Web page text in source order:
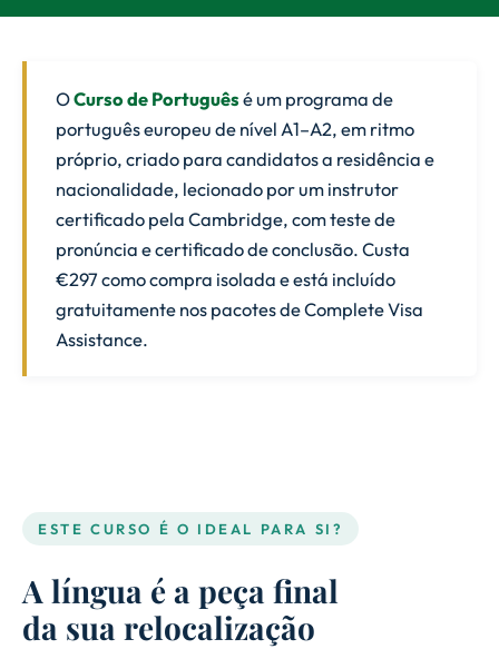
OCurso de Portuguêsé um programa de
português europeu de nível A1–A2, em ritmo
próprio, criado para candidatos a residência e
nacionalidade, lecionado por um instrutor
certificado pela Cambridge, com teste de
pronúncia e certificado de conclusão. Custa
€297 como compra isolada e está incluído
gratuitamente nos pacotes de Complete Visa
Assistance.
ESTE CURSO É O IDEAL PARA SI?
A língua é a peça final
da sua relocalização